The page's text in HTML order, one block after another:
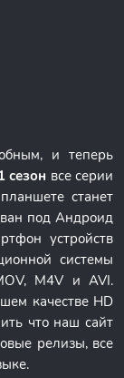
и теперь
сезон все серии
станет
под Андроид
устройств
системы
M4V и AVI.
качестве HD
что наш сайт
релизы, все